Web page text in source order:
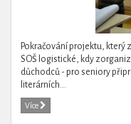
Pokračování projektu, který
SOŠ logistické, kdy
důchodců - pro seniory
literárních...
Více